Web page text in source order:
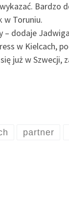
Bardzo
w Toruniu.
dodaje
w Kielcach,
już w
partner